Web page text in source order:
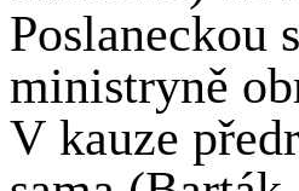
Poslaneckou
ministryně
V kauze